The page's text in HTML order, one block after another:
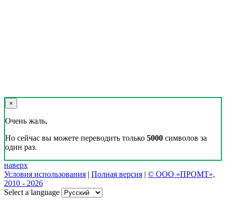
×
Очень жаль,
Но сейчас вы можете переводить только 5000 символов за
один раз.
наверх
Условия использования | Полная версия | © ООО «ПРОМТ»,
2010 - 2026
Select a language